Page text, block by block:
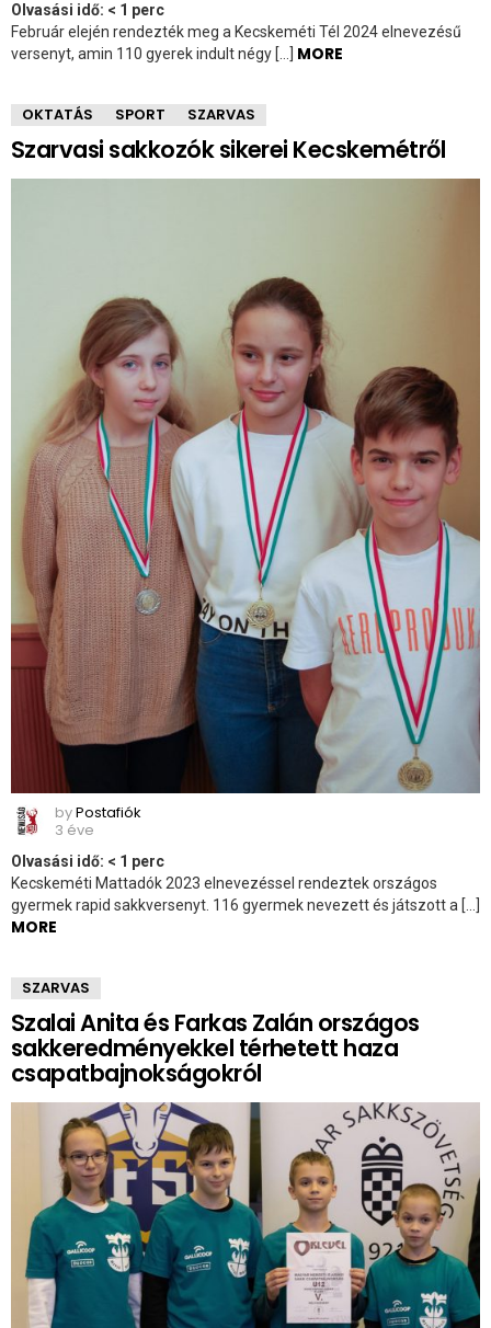
Olvasási idő: < 1 perc
Február elején rendezték meg a Kecskeméti Tél 2024 elnevezésű
versenyt, amin 110 gyerek indult négy […] MORE
OKTATÁS SPORT SZARVAS
Szarvasi sakkozók sikerei Kecskemétről
byPostafiók
3 éve
Olvasási idő: < 1 perc
Kecskeméti Mattadók 2023 elnevezéssel rendeztek országos
gyermek rapid sakkversenyt. 116 gyermek nevezett és játszott a […]
MORE
SZARVAS
Szalai Anita és Farkas Zalán országos
sakkeredményekkel térhetett haza
csapatbajnokságokról